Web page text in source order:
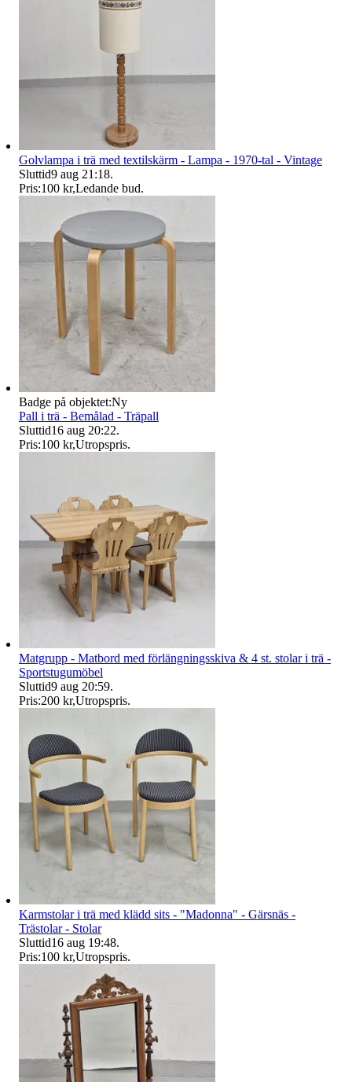
Golvlampa i trä med textilskärm - Lampa - 1970-tal - Vintage
Sluttid9 aug 21:18.
Pris:100 kr,Ledande bud.
Badge på objektet:Ny
Pall i trä - Bemålad - Träpall
Sluttid16 aug 20:22.
Pris:100 kr,Utropspris.
Matgrupp - Matbord med förlängningsskiva & 4 st. stolar i trä -
Sportstugumöbel
Sluttid9 aug 20:59.
Pris:200 kr,Utropspris.
Karmstolar i trä med klädd sits - "Madonna" - Gärsnäs -
Trästolar - Stolar
Sluttid16 aug 19:48.
Pris:100 kr,Utropspris.